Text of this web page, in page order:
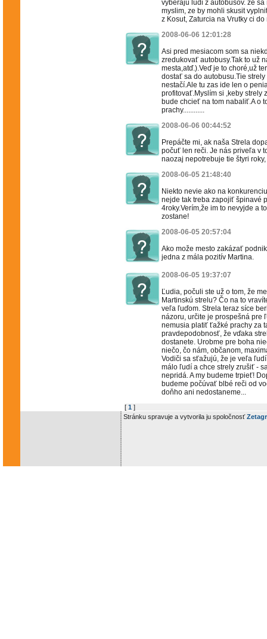
vyberaju ludi z autobusov. ze
myslim, ze by mohli skusit
z Kosut, Zaturcia na Vrutky ci do
2008-06-06 12:01:28
Asi pred mesiacom som sa
zredukovať autobusy.Tak to už
mesta,atď.).Veď je to choré,už
dostať sa do autobusu.Tie
nestačí.Ale tu zas ide len o
profitovať.Myslím si ,keby strely
bude chcieť na tom nabaliť.A o
prachy............
2008-06-06 00:44:52
Prepáčte mi, ak naša Strela
počuť len reči. Je nás priveľa v
naozaj nepotrebuje tie štyri
2008-06-05 21:48:40
Niekto nevie ako na
nejde tak treba zapojiť špinavé
4roky.Verím,že im to nevyjde a
zostane!
2008-06-05 20:57:04
Ako može mesto zakázať
jedna z mála pozitív Martina.
2008-06-05 19:37:07
Ľudia, počuli ste už o tom, že
Martinskú strelu? Čo na to
veľa ľuďom. Strela teraz síce
názoru, určite je prospešná pre
nemusia platiť ťažké prachy za
pravdepodobnosť, že vďaka
dostanete. Urobme pre boha
niečo, čo nám, občanom,
Vodiči sa sťažujú, že je veľa
málo ľudí a chce strely zrušiť -
nepridá. A my budeme trpieť!
budeme počúvať blbé reči od
doňho ani nedostaneme...
[ 1 ]
Stránku spravuje a vytvorila ju spoločnosť